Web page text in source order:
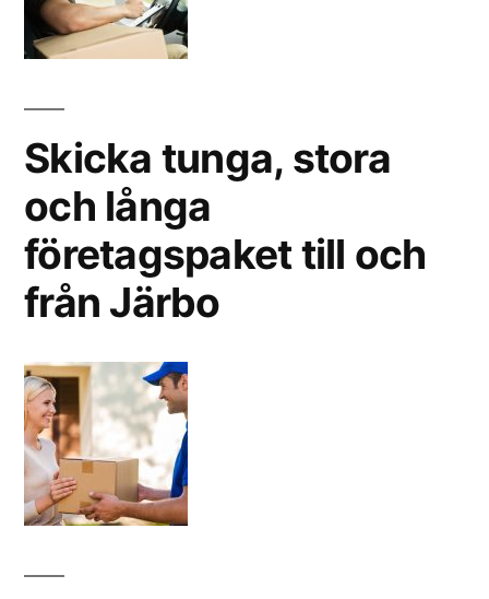
Skicka tunga, stora
och långa
företagspaket till och
från Järbo